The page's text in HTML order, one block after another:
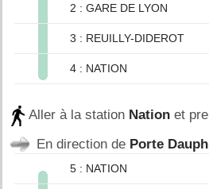
2 : GARE DE LYON
3 : REUILLY-DIDEROT
4 : NATION
Aller à la station Nation et
En direction de Porte
5 : NATION